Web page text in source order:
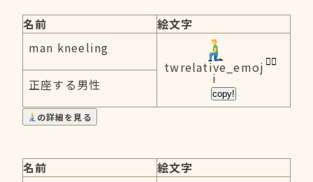
名前
絵文字
man kneeling
twrelative_emoj
i
copy!
正座する男性
の詳細を見る
名前
絵文字